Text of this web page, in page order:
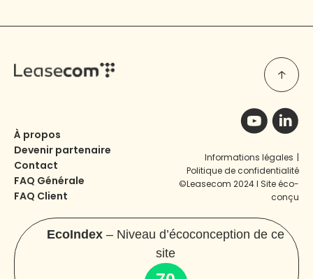
À propos
Devenir partenaire
Contact
FAQ Générale
FAQ Client
Informations légales |
Politique de confidentialité
©Leasecom 2024 I Site éco-
conçu
EcoIndex – Niveau d’écoconception de ce
site